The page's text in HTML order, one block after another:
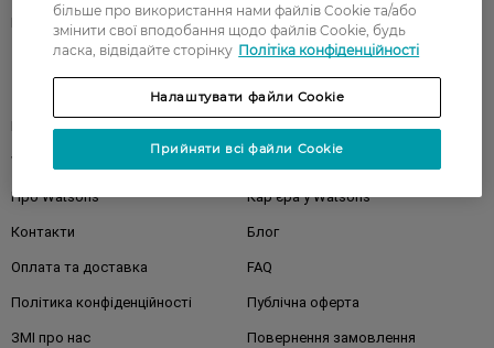
Правила та умови Магазини
Watsons Club
Про Watsons Кар'єра у Watsons
Контакти Блог
Оплата та доставка FAQ
Політика конфіденційності Публічна оферта
ЗМІ про нас Повернення замовлення
більше про використання нами файлів Cookie та/або
змінити свої вподобання щодо файлів Cookie, будь
ласка, відвідайте сторінку Політіка конфіденційності
Налаштувати файли Cookie
Прийняти всі файли Cookie